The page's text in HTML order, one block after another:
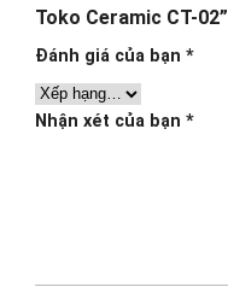
Toko Ceramic CT-02”
Đánh giá của bạn *
Nhận xét của bạn *